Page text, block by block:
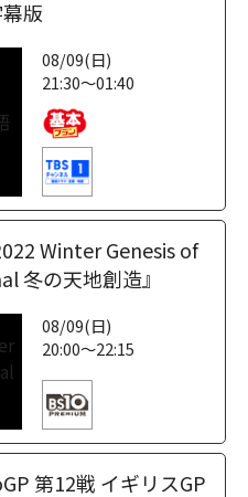
版
08/09(日)
21:30～01:40
Winter Genesis of
冬の天地創造』
08/09(日)
20:00～22:15
第12戦 イギリスGP